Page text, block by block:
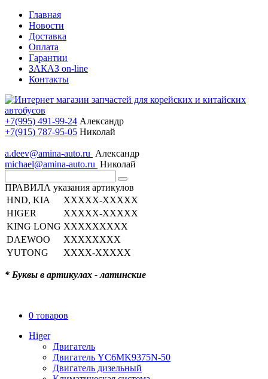
Главная
Новости
Доставка
Оплата
Гарантии
ЗАКАЗ on-line
Контакты
+7(995) 491-99-24 Александр
+7(915) 787-95-05 Николай
a.deev@amina-auto.ru Александр
michael@amina-auto.ru Николай
ПРАВИЛА указания артикулов
HND, KIA
XXXXX-XXXXX
HIGER
XXXXX-XXXXX
KING LONG XXXXXXXXX
DAEWOO
XXXXXXXX
YUTONG
XXXX-XXXXX
* Буквы в артикулах - латинские
0 товаров
Higer
Двигатель
Двигатель YC6MK9375N-50
Двигатель дизельный